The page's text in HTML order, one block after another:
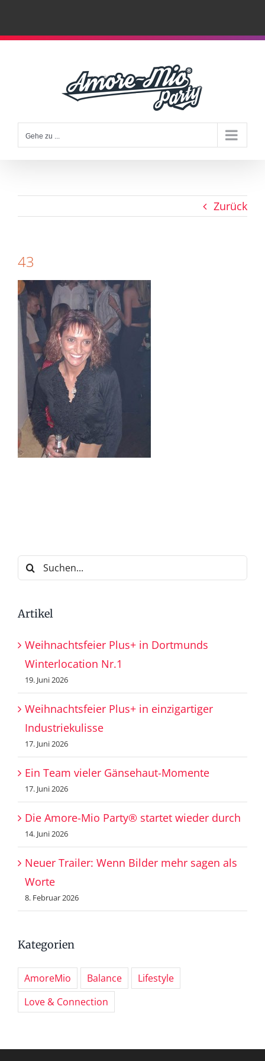
Zum
Gehe zu ...
Zurück
43
Suche
nach:
Artikel
Weihnachtsfeier Plus+ in Dortmunds
Winterlocation Nr.1
19. Juni 2026
Weihnachtsfeier Plus+ in einzigartiger
Industriekulisse
17. Juni 2026
Ein Team vieler Gänsehaut-Momente
17. Juni 2026
Die Amore-Mio Party® startet wieder durch
14. Juni 2026
Neuer Trailer: Wenn Bilder mehr sagen als
Worte
8. Februar 2026
Kategorien
AmoreMio Balance
Lifestyle
Love & Connection